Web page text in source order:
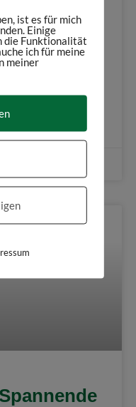
Geschichte von
Konzil von
in der
ist es für mich
Einige
die Funktionalität
ich für meine
meiner